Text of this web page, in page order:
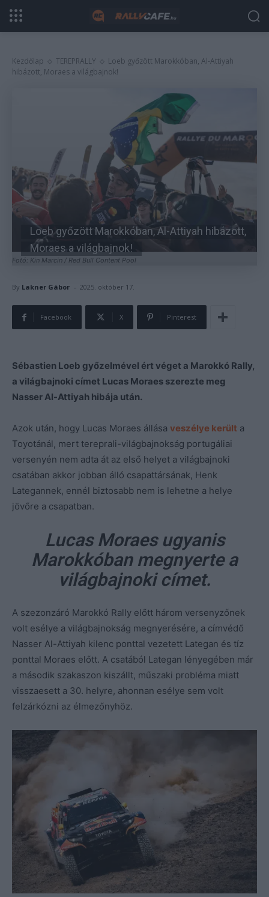
Kezdőlap TEREPRALLY
Loeb győzött Marokkóban, Al-Attiyah
hibázott, Moraes a világbajnok!
Fotó: Kin Marcin / Red Bull Content Pool
Loeb győzött Marokkóban, Al-Attiyah hibázott,
Moraes a világbajnok!
By Lakner Gábor - 2025. október 17.
Facebook X Pinterest
Sébastien Loeb győzelmével ért véget a Marokkó Rally,
a világbajnoki címet Lucas Moraes szerezte meg
Nasser Al-Attiyah hibája után.
Azok után, hogy Lucas Moraes állása veszélye került a
Toyotánál, mert tereprali-világbajnokság portugáliai
versenyén nem adta át az első helyet a világbajnoki
csatában akkor jobban álló csapattársának, Henk
Lategannek, ennél biztosabb nem is lehetne a helye
jövőre a csapatban.
Lucas Moraes ugyanis
Marokkóban megnyerte a
világbajnoki címet.
A szezonzáró Marokkó Rally előtt három versenyzőnek
volt esélye a világbajnokság megnyerésére, a címvédő
Nasser Al-Attiyah kilenc ponttal vezetett Lategan és tíz
ponttal Moraes előtt. A csatából Lategan lényegében már
a második szakaszon kiszállt, műszaki probléma miatt
visszaesett a 30. helyre, ahonnan esélye sem volt
felzárkózni az élmezőnyhöz.